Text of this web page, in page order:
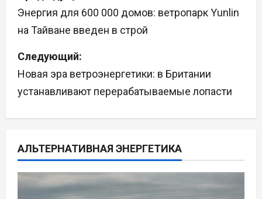
а
в
и
г
и
я
Энергия для 600 000 домов: ветропарк Yunlin
на Тайване введен в строй
Следующий:
Новая эра ветроэнергетики: в Британии
устанавливают перерабатываемые лопасти
АЛЬТЕРНАТИВНАЯ ЭНЕРГЕТИКА